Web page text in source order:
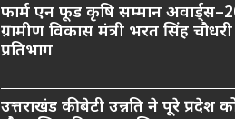
फार्म एन फूड कृषि सम्मान
ग्रामीण विकास मंत्री भरत सिंह
प्रतिभाग
उत्तराखंड की बेटी उन्नति ने पूरे प्रदेश